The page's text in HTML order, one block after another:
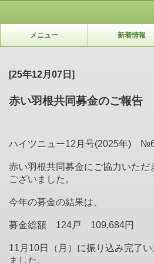
メニュー 新着情報
[25年12月07日]
赤い羽根共同募金のご報告
ハイツニュー12月号(2025年)
赤い羽根共同募金にご協力いただ
ございました。
今年の募金の結果は、
募金総額 124戸 109,684円
11月10日（月）に振り込み完了い
ました。